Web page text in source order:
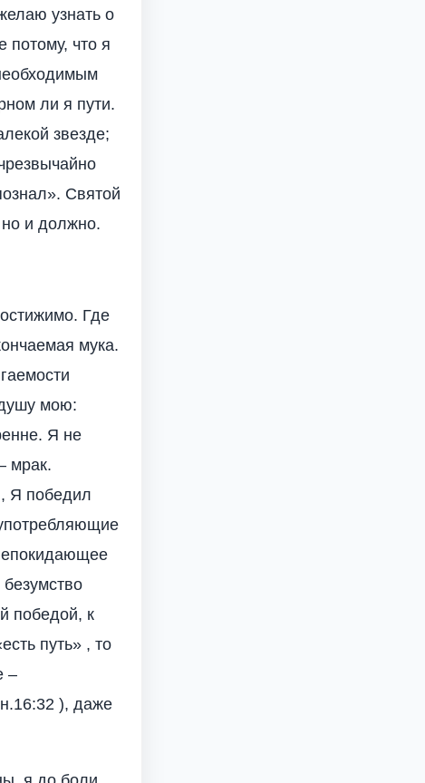
узнать о
потому, что я
ли я пути.
звезде;
Святой
но и должно.
Где
мука.
мою:
Я не
мрак.
, Я победил
победой, к
путь» , то
–
), даже